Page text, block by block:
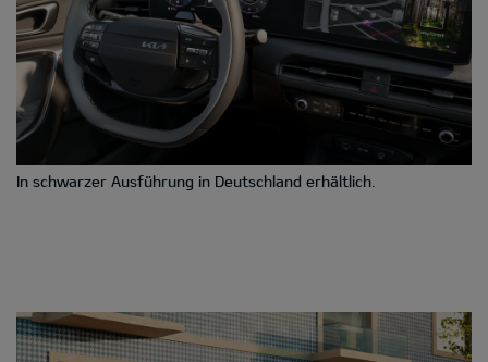
In schwarzer Ausführung in Deutschland erhältlich.